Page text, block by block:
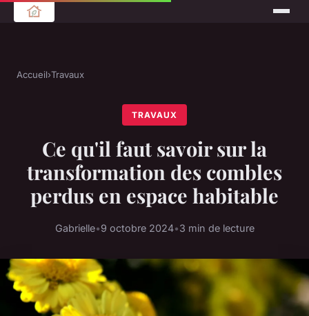
Accueil›Travaux
TRAVAUX
Ce qu'il faut savoir sur la
transformation des combles
perdus en espace habitable
Gabrielle•9 octobre 2024•3 min de lecture